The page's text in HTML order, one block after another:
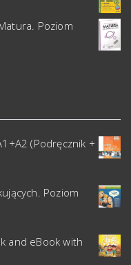
Poziom
(Podręcznik +
Poziom
and eBook with